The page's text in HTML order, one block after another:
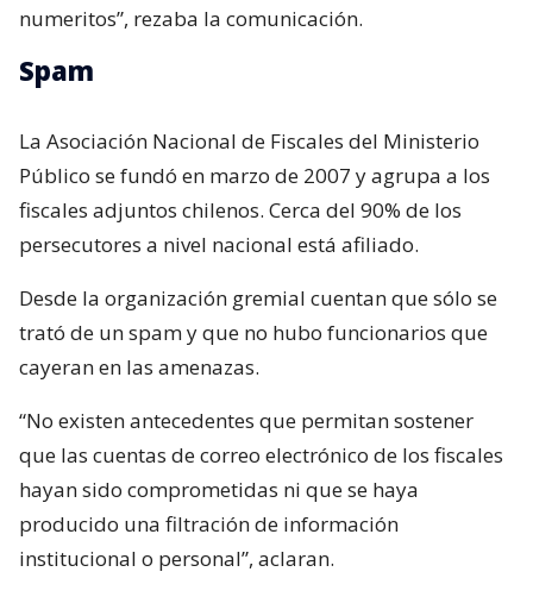
numeritos”, rezaba la comunicación.
Spam
La Asociación Nacional de Fiscales del Ministerio
Público se fundó en marzo de 2007 y agrupa a los
fiscales adjuntos chilenos. Cerca del 90% de los
persecutores a nivel nacional está afiliado.
Desde la organización gremial cuentan que sólo se
trató de un spam y que no hubo funcionarios que
cayeran en las amenazas.
“No existen antecedentes que permitan sostener
que las cuentas de correo electrónico de los fiscales
hayan sido comprometidas ni que se haya
producido una filtración de información
institucional o personal”, aclaran.